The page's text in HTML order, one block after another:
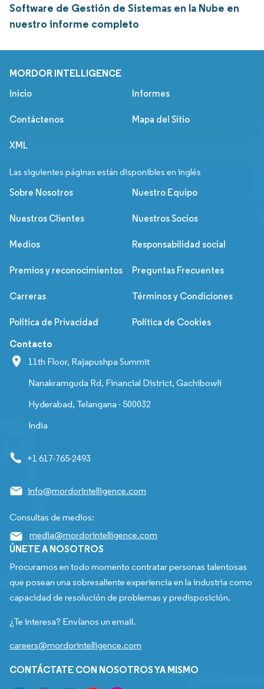
Software de Gestión de Sistemas en la Nube en
nuestro informe completo
MORDOR INTELLIGENCE
Inicio Informes
Contáctenos Mapa del Sitio
XML
Las siguientes páginas están disponibles en inglés
Sobre Nosotros Nuestro Equipo
Nuestros Clientes Nuestros Socios
Medios Responsabilidad social
Premios y reconocimientos Preguntas Frecuentes
Carreras Términos y Condiciones
Política de Privacidad Política de Cookies
Contacto
11th Floor, Rajapushpa Summit
Nanakramguda Rd, Financial District, Gachibowli
Hyderabad, Telangana - 500032
India
+1 617-765-2493
info@mordorintelligence.com
Consultas de medios:
media@mordorintelligence.com
ÚNETE A NOSOTROS
Procuramos en todo momento contratar personas talentosas
que posean una sobresaliente experiencia en la industria como
capacidad de resolución de problemas y predisposición.
¿Te interesa? Envíanos un email.
careers@mordorintelligence.com
CONTÁCTATE CON NOSOTROS YA MISMO